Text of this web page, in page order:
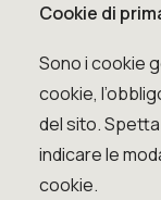
Cookie di
Sono i cookie
cookie,
del sito. Spetta
indicare le
cookie.